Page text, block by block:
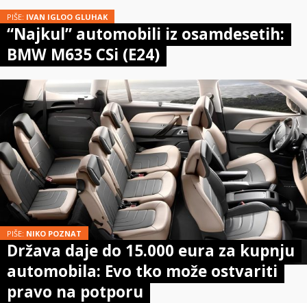
PIŠE: IVAN IGLOO GLUHAK
“Najkul” automobili iz osamdesetih:
BMW M635 CSi (E24)
PIŠE: NIKO POZNAT
Država daje do 15.000 eura za kupnju
automobila: Evo tko može ostvariti
pravo na potporu